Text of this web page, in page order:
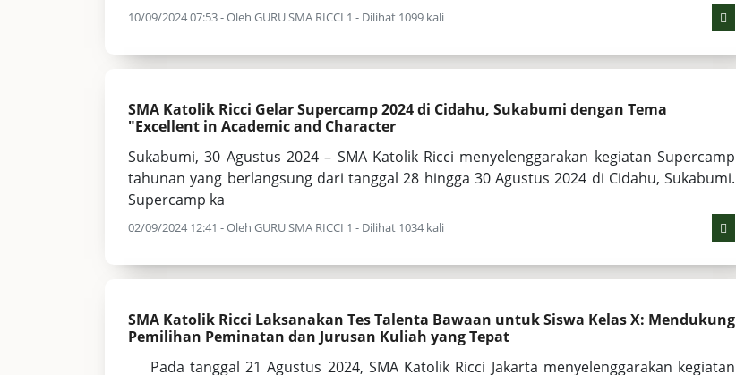
10/09/2024 07:53 - Oleh GURU SMA RICCI 1 - Dilihat 1099 kali
SMA Katolik Ricci Gelar Supercamp 2024 di Cidahu, Sukabumi dengan Tema
"Excellent in Academic and Character
Sukabumi, 30 Agustus 2024 – SMA Katolik Ricci menyelenggarakan kegiatan Supercamp
tahunan yang berlangsung dari tanggal 28 hingga 30 Agustus 2024 di Cidahu, Sukabumi.
Supercamp ka
02/09/2024 12:41 - Oleh GURU SMA RICCI 1 - Dilihat 1034 kali
SMA Katolik Ricci Laksanakan Tes Talenta Bawaan untuk Siswa Kelas X: Mendukung
Pemilihan Peminatan dan Jurusan Kuliah yang Tepat
Pada tanggal 21 Agustus 2024, SMA Katolik Ricci Jakarta menyelenggarakan kegiatan